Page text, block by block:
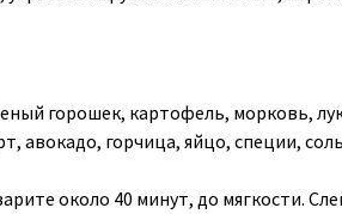
горошек, картофель, морковь,
авокадо, горчица, яйцо, специи, соль
около 40 минут, до мягкости.